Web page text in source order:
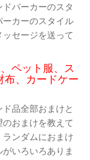
パーカーのスタ
カーのスタイル
セージを送って
ペット服、ス
布、カードケー
品全部おまけと
おまけを教えて
ンダムにおまけ
いろいろありま